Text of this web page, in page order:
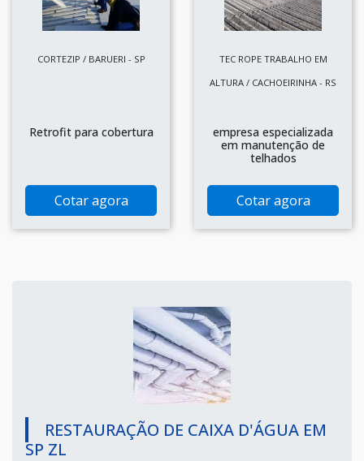
CORTEZIP / BARUERI - SP
Retrofit para cobertura
Cotar agora
TEC ROPE TRABALHO EM
ALTURA / CACHOEIRINHA - RS
empresa especializada
em manutenção de
telhados
Cotar agora
RESTAURAÇÃO DE CAIXA D'ÁGUA EM
SP ZL